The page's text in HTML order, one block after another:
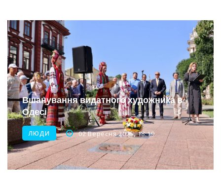
Новини з Зимової школи інсульту в Швейцарії
Інтеграція ветеранів в українське суспільство
Нічна атака на Одесу: наслідки обстрілу
Енергетична підтримка для Одеси
Водопостачання в Одесі: нові локації для підвезення води
Вшанування видатного художника в
Одесі
ЛЮДИ 02 Вересня 2025, 18:19